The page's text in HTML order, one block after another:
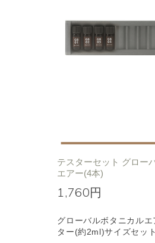
テスターセット グロー
エアー(4本)
1,760円
グローバルボタニカルエ
ター(約2ml)サイズセット